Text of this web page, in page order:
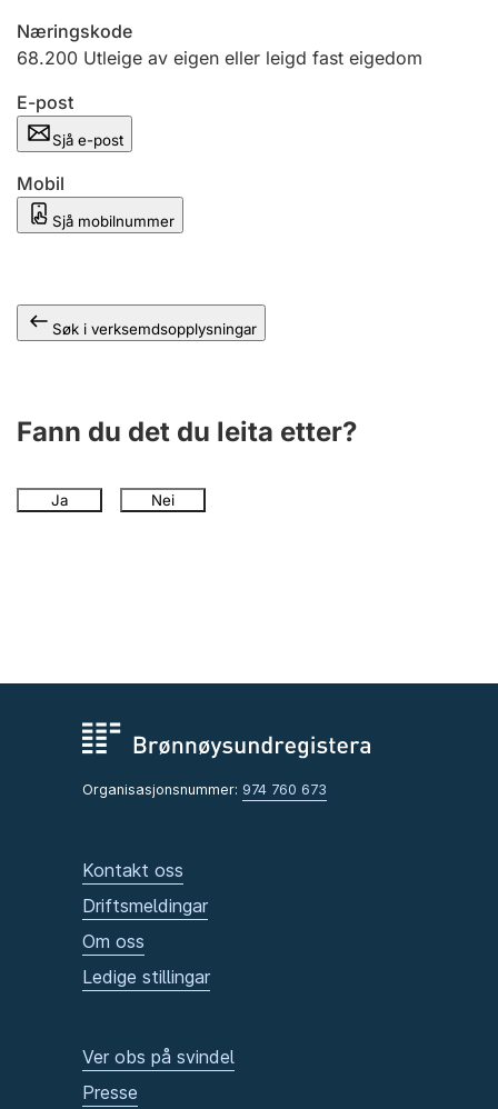
Andre tema
Næringskode
68.200 Utleige av eigen eller leigd fast eigedom
E-post
Sjå e-post
Mobil
Sjå mobilnummer
Søk i verksemdsopplysningar
Fann du det du leita etter?
Ja Nei
Organisasjonsnummer: 974 760 673
Kontakt oss
Driftsmeldingar
Om oss
Ledige stillingar
Ver obs på svindel
Presse